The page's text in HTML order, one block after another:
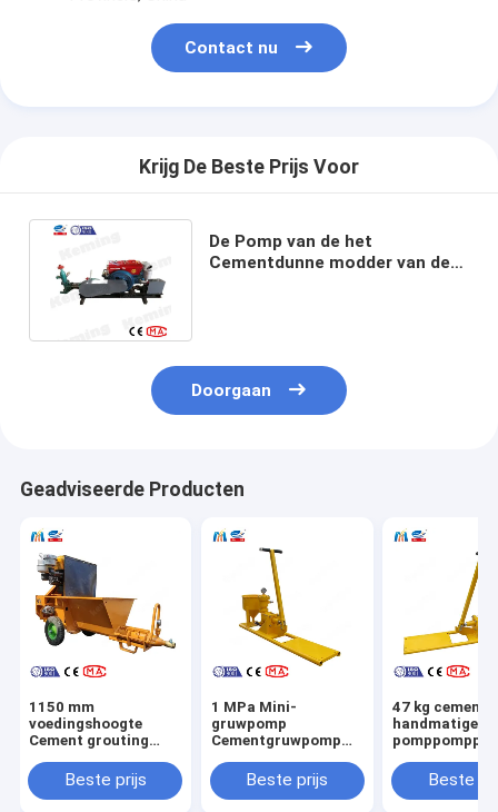
Contact nu
Krijg De Beste Prijs Voor
De Pomp van de het
Cementdunne modder van de
Doorgaan
Geadviseerde Producten
1150 mm
voedingshoogte
Cement grouting
levensduurBeste prijs
1 MPa Mini-
gruwpomp
Cementgruwpomp
met hopper
Beste prijs
47 kg
handmatige
pomppomppen
Beste